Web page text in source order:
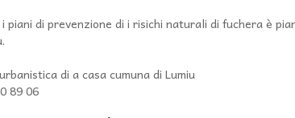
piani di prevenzione di i risichi naturali di fuchera è
di a casa cumuna di Lumiu
89 06